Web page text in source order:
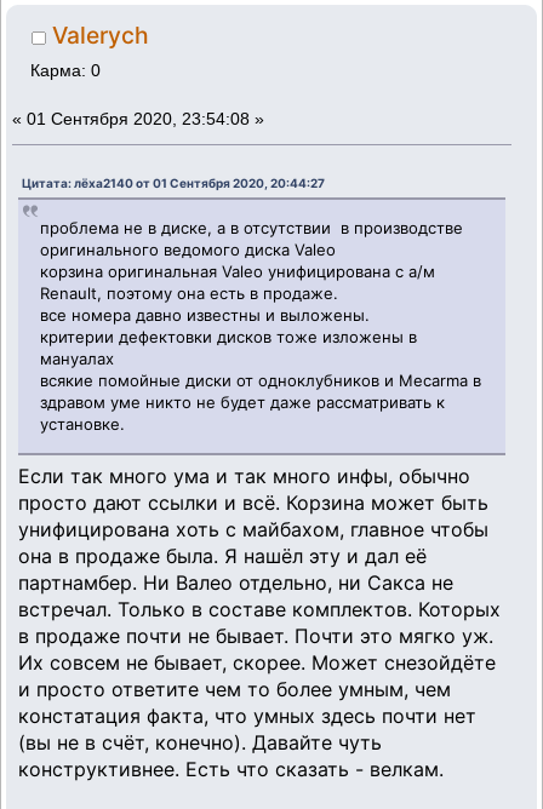
Valerych
Карма: 0
« 01 Сентября 2020, 23:54:08 »
Цитата: лёха2140 от 01 Сентября 2020, 20:44:27
проблема не в диске, а в отсутствии в производстве
оригинального ведомого диска Valeo
корзина оригинальная Valeo унифицирована с а/м
Renault, поэтому она есть в продаже.
все номера давно известны и выложены.
критерии дефектовки дисков тоже изложены в
мануалах
всякие помойные диски от одноклубников и Mecarma в
здравом уме никто не будет даже рассматривать к
установке.
Если так много ума и так много инфы, обычно
просто дают ссылки и всё. Корзина может быть
унифицирована хоть с майбахом, главное чтобы
она в продаже была. Я нашёл эту и дал её
партнамбер. Ни Валео отдельно, ни Сакса не
встречал. Только в составе комплектов. Которых
в продаже почти не бывает. Почти это мягко уж.
Их совсем не бывает, скорее. Может снезойдёте
и просто ответите чем то более умным, чем
констатация факта, что умных здесь почти нет
(вы не в счёт, конечно). Давайте чуть
конструктивнее. Есть что сказать - велкам.